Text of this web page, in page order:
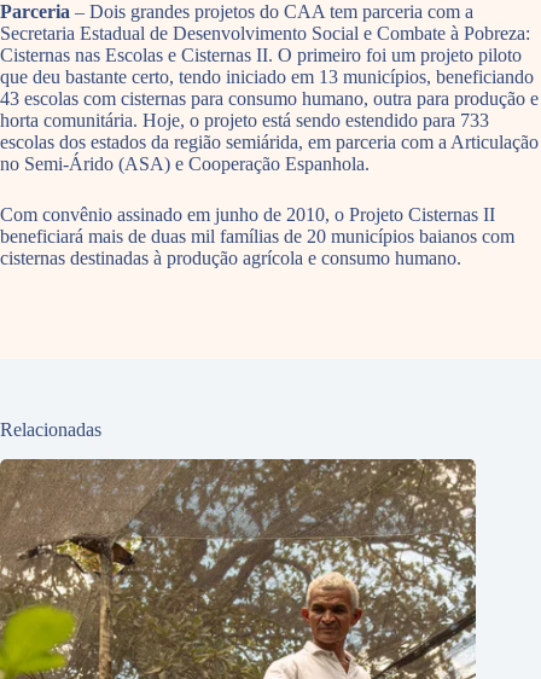
Parceria – Dois grandes projetos do CAA tem parceria com a
Secretaria Estadual de Desenvolvimento Social e Combate à Pobreza:
Cisternas nas Escolas e Cisternas II. O primeiro foi um projeto piloto
que deu bastante certo, tendo iniciado em 13 municípios, beneficiando
43 escolas com cisternas para consumo humano, outra para produção e
horta comunitária. Hoje, o projeto está sendo estendido para 733
escolas dos estados da região semiárida, em parceria com a Articulação
no Semi-Árido (ASA) e Cooperação Espanhola.
Com convênio assinado em junho de 2010, o Projeto Cisternas II
beneficiará mais de duas mil famílias de 20 municípios baianos com
cisternas destinadas à produção agrícola e consumo humano.
Relacionadas